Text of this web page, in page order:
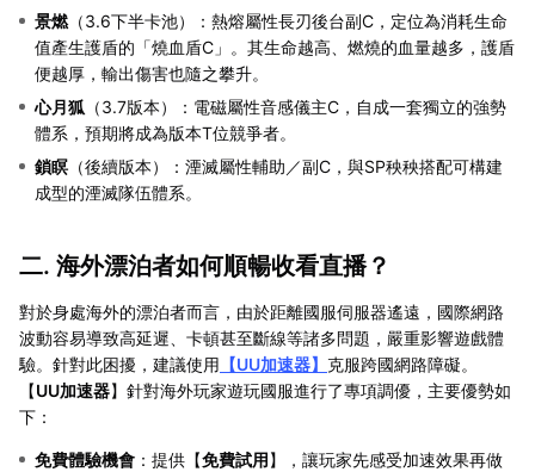
景燃（3.6下半卡池）：熱熔屬性長刃後台副C，定位為消耗生命
值產生護盾的「燒血盾C」。其生命越高、燃燒的血量越多，護盾
便越厚，輸出傷害也隨之攀升。
心月狐 （3.7版本）：電磁屬性音感儀主C，自成一套獨立的強勢
體系，預期將成為版本T位競爭者。
鎖瞑 （後續版本）：湮滅屬性輔助／副C，與SP秧秧搭配可構建
成型的湮滅隊伍體系。
二. 海外漂泊者如何順暢收看直播？
對於身處海外的漂泊者而言，由於距離國服伺服器遙遠，國際網路
波動容易導致高延遲、卡頓甚至斷線等諸多問題，嚴重影響遊戲體
驗。針對此困擾，建議使用 【UU加速器】 克服跨國網路障礙。
【UU加速器】針對海外玩家遊玩國服進行了專項調優，主要優勢如
下：
免費體驗機會 ：提供【免費試用】，讓玩家先感受加速效果再做